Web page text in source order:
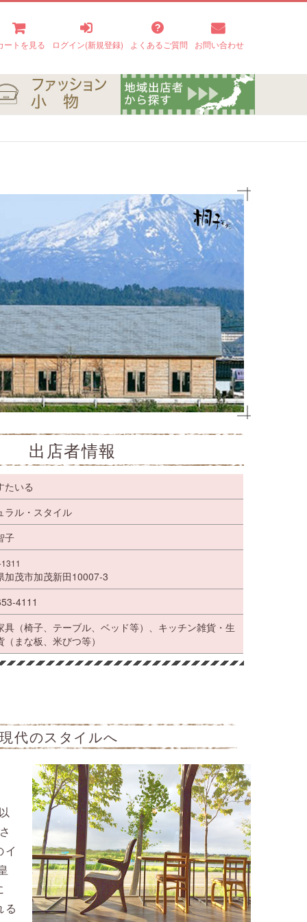
ートを見る ログイン(新規登録) よくあるご質問 お問い合わせ
出店者情報
たいる
ラル・スタイル
子
加茂市加茂新田10007-3
4111
具（椅子、テーブル、ベッド等）、キッチン雑貨・生
（まな板、米びつ等）
代のスタイルへ
る